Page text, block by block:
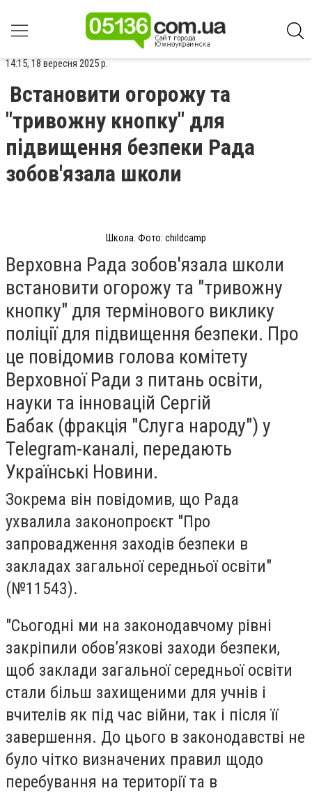
14:15, 18 вересня 2025 р.
Встановити огорожу та
"тривожну кнопку" для
підвищення безпеки Рада
зобов'язала школи
Школа. Фото: childcamp
Верховна Рада зобов'язала школи
встановити огорожу та "тривожну
кнопку" для термінового виклику
поліції для підвищення безпеки. Про
це повідомив голова комітету
Верховної Ради з питань освіти,
науки та інновацій Сергій
Бабак (фракція "Слуга народу") у
Тelegram-каналі, передають
Українські Новини.
Зокрема він повідомив, що Рада
ухвалила законопроєкт "Про
запровадження заходів безпеки в
закладах загальної середньої освіти"
(№11543).
"Сьогодні ми на законодавчому рівні
закріпили обов’язкові заходи безпеки,
щоб заклади загальної середньої освіти
стали більш захищеними для учнів і
вчителів як під час війни, так і після її
завершення. До цього в законодавстві не
було чітко визначених правил щодо
перебування на території та в